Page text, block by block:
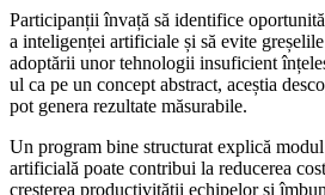
Participanții învață să identifice
a inteligenței artificiale și să evite
adoptării unor tehnologii insuficient
ul ca pe un concept abstract, aceștia
pot genera rezultate măsurabile.
Un program bine structurat explică
artificială poate contribui la reducerea
creșterea productivității echipelor și